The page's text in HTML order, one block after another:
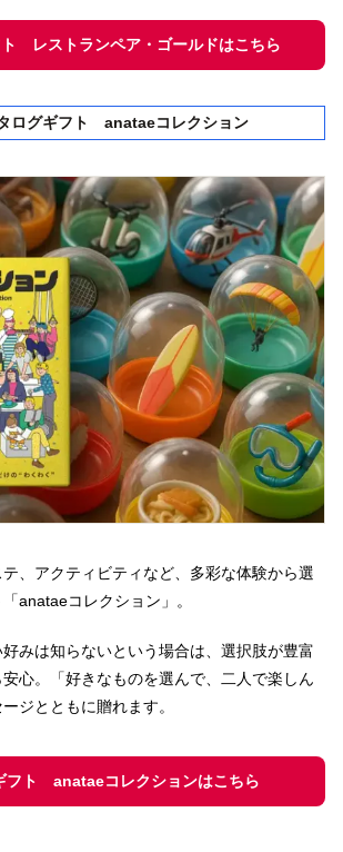
レストランペア・ゴールドはこちら
ログギフト anataeコレクション
、アクティビティなど、多彩な体験から選
anataeコレクション」。
みは知らないという場合は、選択肢が豊富
心。「好きなものを選んで、二人で楽しん
ジとともに贈れます。
フト anataeコレクションはこちら